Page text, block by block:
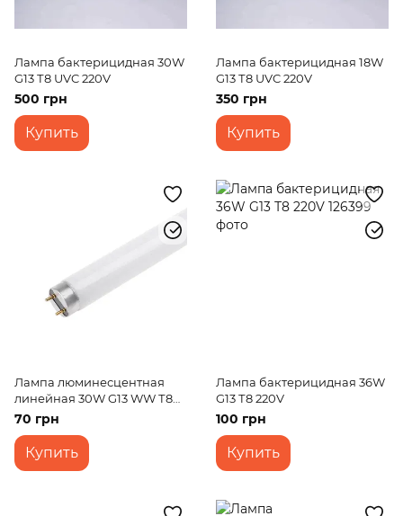
Лампа бактерицидная 30W
G13 Т8 UVC 220V
500 грн
Купить
Лампа бактерицидная 18W
G13 Т8 UVC 220V
350 грн
Купить
Лампа люминесцентная
линейная 30W G13 WW Т8
LF 220V
70 грн
Купить
Лампа бактерицидная 36W
G13 Т8 220V
100 грн
Купить